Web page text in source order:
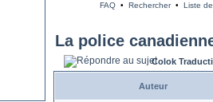
FAQ • Rechercher• Liste
La police
Colok
Auteur